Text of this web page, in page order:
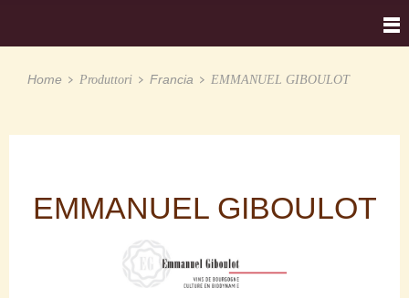
Home Produttori Francia EMMANUEL GIBOULOT
EMMANUEL GIBOULOT